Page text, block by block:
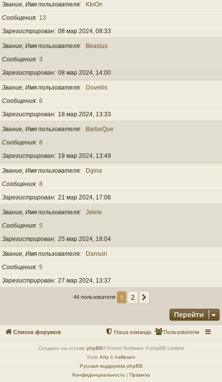
Звание, Имя пользователя
KtoOn
Сообщения
13
Зарегистрирован 08 мар 2024, 08:33
Звание, Имя пользователя
Beasius
Сообщения 3
Зарегистрирован 08 мар 2024, 14:00
Звание, Имя пользователя
Dovelils
Сообщения 6
Зарегистрирован
18 мар 2024, 13:33
Звание, Имя пользователя
BarbeQue
Сообщения 8
Зарегистрирован
19 мар 2024, 13:49
Звание, Имя пользователя
Dgina
Сообщения 8
Зарегистрирован 21 мар 2024, 17:08
Звание, Имя пользователя
Jolele
Сообщения 5
Зарегистрирован 25 мар 2024, 18:04
Звание, Имя пользователя
Danson
Сообщения 5
Зарегистрирован 27 мар 2024, 13:37
44 пользователя 1 2
Перейти
Список форумов Пользователи
Наша команда
Создано на основе phpBB® Forum Software © phpBB Limited
Style Arty & halilesen
Русская поддержка phpBB
Конфиденциальность| Правила